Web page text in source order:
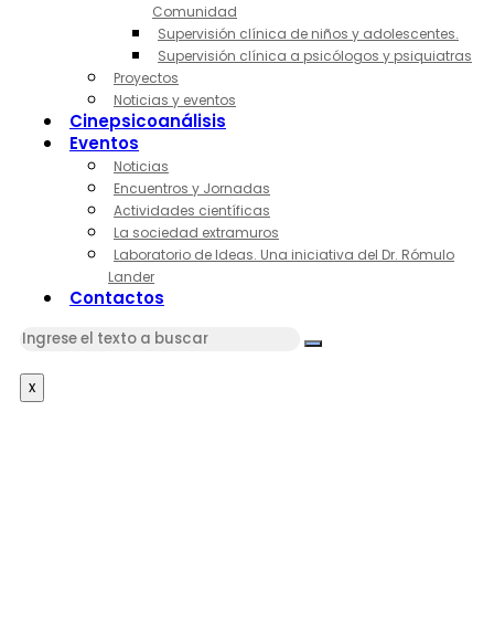
Comunidad
Supervisión clínica de niños y adolescentes.
Supervisión clínica a psicólogos y psiquiatras
Proyectos
Noticias y eventos
Cinepsicoanálisis
Eventos
Noticias
Encuentros y Jornadas
Actividades científicas
La sociedad extramuros
Laboratorio de Ideas. Una iniciativa del Dr. Rómulo
Lander
Contactos
x